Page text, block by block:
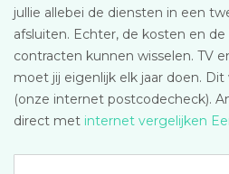
jullie allebei de diensten in een
afsluiten. Echter, de kosten en
contracten kunnen wisselen. TV
moet jij eigenlijk elk jaar doen.
(onze internet postcodecheck).
direct met internet vergelijken